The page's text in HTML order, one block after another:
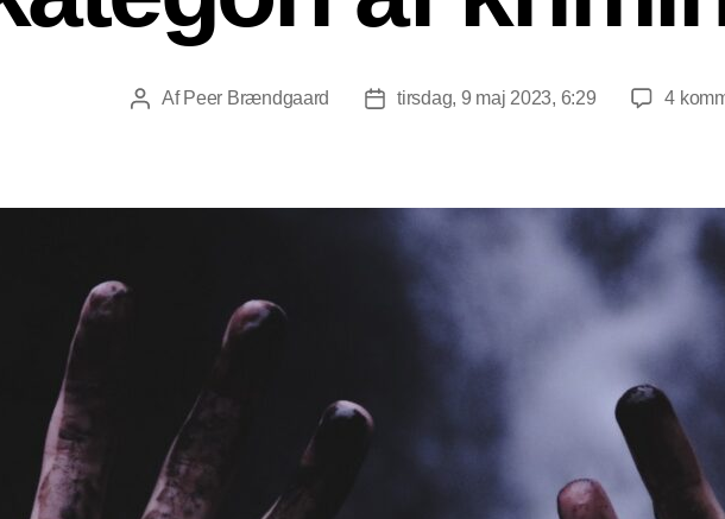
Indlægsforfatter
Af Peer Brændgaard Indlægsdato
tirsdag, 9 maj 2023, 6:29 4